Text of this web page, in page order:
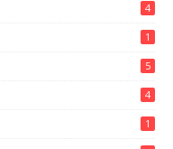
4
1
5
4
1